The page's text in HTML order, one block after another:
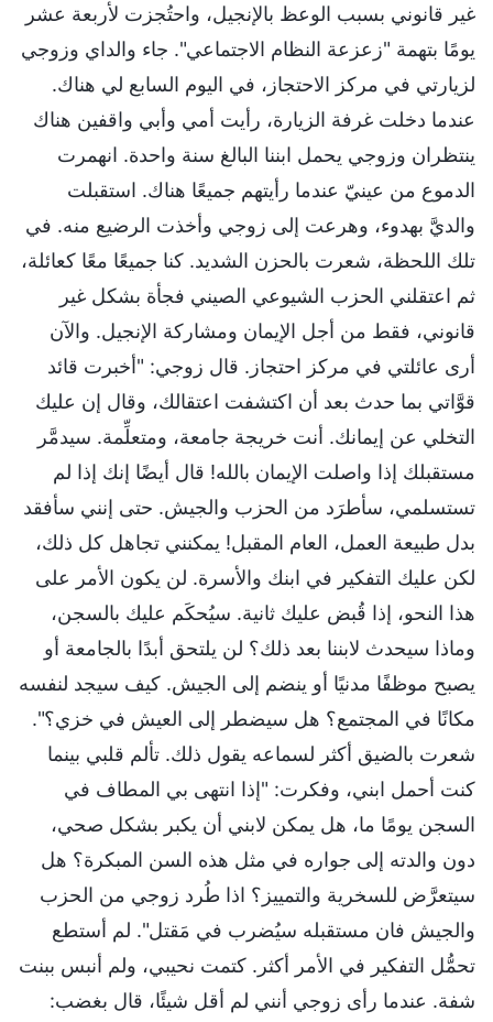
غير قانوني بسبب الوعظ بالإنجيل، واحتُجزت لأربعة عشر
يومًا بتهمة "زعزعة النظام الاجتماعي". جاء والداي وزوجي
لزيارتي في مركز الاحتجاز، في اليوم السابع لي هناك.
عندما دخلت غرفة الزيارة، رأيت أمي وأبي واقفين هناك
ينتظران وزوجي يحمل ابننا البالغ سنة واحدة. انهمرت
الدموع من عينيّ عندما رأيتهم جميعًا هناك. استقبلت
والديَّ بهدوء، وهرعت إلى زوجي وأخذت الرضيع منه. في
تلك اللحظة، شعرت بالحزن الشديد. كنا جميعًا معًا كعائلة،
ثم اعتقلني الحزب الشيوعي الصيني فجأة بشكل غير
قانوني، فقط من أجل الإيمان ومشاركة الإنجيل. والآن
أرى عائلتي في مركز احتجاز. قال زوجي: "أخبرت قائد
قوَّاتي بما حدث بعد أن اكتشفت اعتقالك، وقال إن عليك
التخلي عن إيمانك. أنت خريجة جامعة، ومتعلِّمة. سيدمَّر
مستقبلك إذا واصلت الإيمان بالله! قال أيضًا إنك إذا لم
تستسلمي، سأطرَد من الحزب والجيش. حتى إنني سأفقد
بدل طبيعة العمل، العام المقبل! يمكنني تجاهل كل ذلك،
لكن عليك التفكير في ابنك والأسرة. لن يكون الأمر على
هذا النحو، إذا قُبض عليك ثانية. سيُحكَم عليك بالسجن،
وماذا سيحدث لابننا بعد ذلك؟ لن يلتحق أبدًا بالجامعة أو
يصبح موظفًا مدنيًا أو ينضم إلى الجيش. كيف سيجد لنفسه
مكانًا في المجتمع؟ هل سيضطر إلى العيش في خزي؟".
شعرت بالضيق أكثر لسماعه يقول ذلك. تألم قلبي بينما
كنت أحمل ابني، وفكرت: "إذا انتهى بي المطاف في
السجن يومًا ما، هل يمكن لابني أن يكبر بشكل صحي،
دون والدته إلى جواره في مثل هذه السن المبكرة؟ هل
سيتعرَّض للسخرية والتمييز؟ اذا طُرد زوجي من الحزب
والجيش فان مستقبله سيُضرب في مَقتل". لم أستطع
تحمُّل التفكير في الأمر أكثر. كتمت نحيبي، ولم أنبس ببنت
شفة. عندما رأى زوجي أنني لم أقل شيئًا، قال بغضب: